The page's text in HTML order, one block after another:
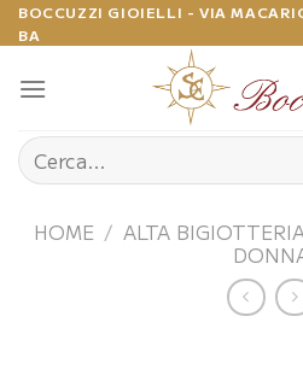
Salta
ai
contenuti
BOCCUZZI GIOIELLI - VIA
BA
Cerca:
HOME / ALTA